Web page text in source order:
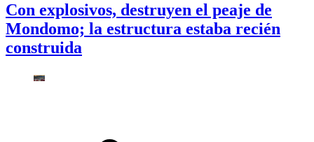
Con explosivos, destruyen el peaje de
Mondomo; la estructura estaba recién
construida